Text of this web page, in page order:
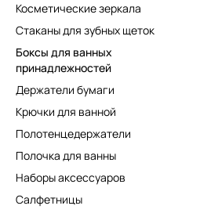
Косметические зеркала
Стаканы для зубных щеток
Боксы для ванных
принадлежностей
Держатели бумаги
Крючки для ванной
Полотенцедержатели
Полочка для ванны
Наборы аксессуаров
Салфетницы